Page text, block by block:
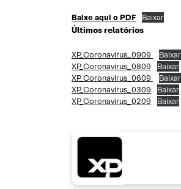
Baixe aqui o PDF Baixar
Últimos relatórios
XP_Coronavirus_0909
Baixar
XP_Coronavirus_0809
Baixar
XP_Coronavirus_0609
Baixar
XP_Coronavirus_0309
Baixar
XP_Coronavirus_0209
Baixar